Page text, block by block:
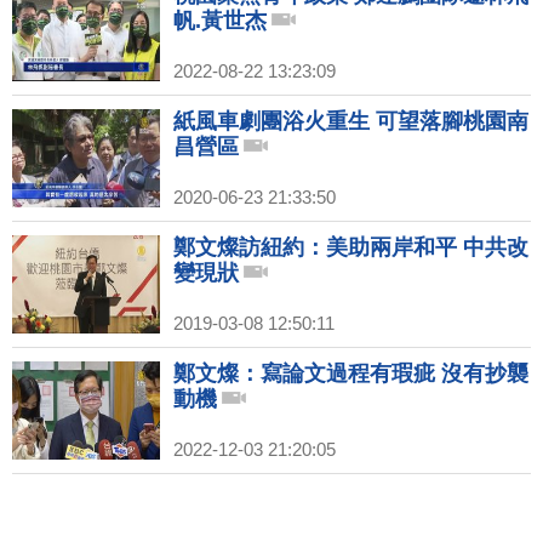
帆.黃世杰
2022-08-22 13:23:09
紙風車劇團浴火重生 可望落腳桃園南
昌營區
2020-06-23 21:33:50
鄭文燦訪紐約：美助兩岸和平 中共改
變現狀
2019-03-08 12:50:11
鄭文燦：寫論文過程有瑕疵 沒有抄襲
動機
2022-12-03 21:20:05